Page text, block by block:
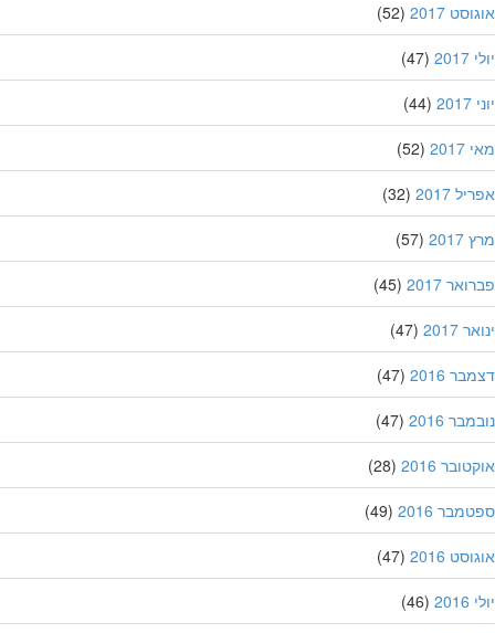
2017
(52)
(47)
(44)
(52)
2017
(32)
(57)
2017
(45)
2017
(47)
2016
(47)
2016
(47)
2016
(28)
2016
(49)
2016
(47)
(46)